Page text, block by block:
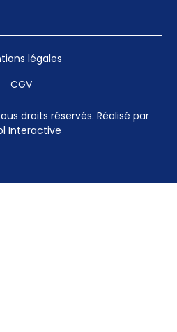
droits réservés. Réalisé par
Interactive
légales
CGV